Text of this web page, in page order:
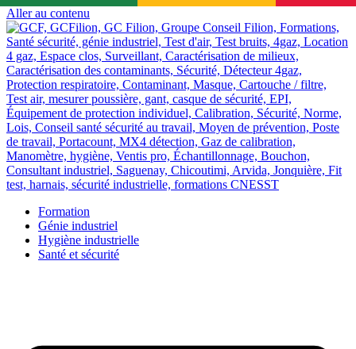
Aller au contenu
Formation
Génie industriel
Hygiène industrielle
Santé et sécurité